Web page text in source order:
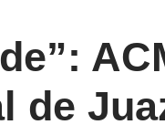
de